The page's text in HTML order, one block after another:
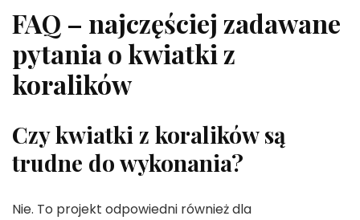
FAQ – najczęściej zadawane
pytania o kwiatki z
koralików
Czy kwiatki z koralików są
trudne do wykonania?
Nie. To projekt odpowiedni również dla